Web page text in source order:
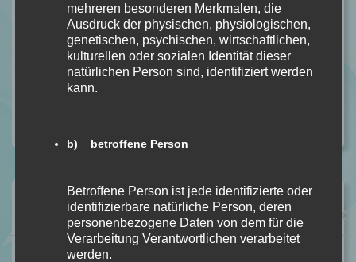
Anathema von Keri Lake [Dark Fantasy]
In Rezension
Unhinged von Steph Macca [Dark Romance]
In Rezension
Vorheriger Beitrag
Höllenkönig von James Abbott [Buchrezension]
Nächster Beitrag
mehreren besonderen Merkmalen, die
Ausdruck der physischen, physiologischen,
genetischen, psychischen, wirtschaftlichen,
kulturellen oder sozialen Identität dieser
natürlichen Person sind, identifiziert werden
kann.
b) betroffene Person
Betroffene Person ist jede identifizierte oder
identifizierbare natürliche Person, deren
personenbezogene Daten von dem für die
Verarbeitung Verantwortlichen verarbeitet
werden.